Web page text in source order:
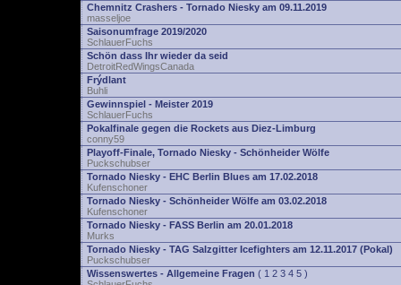
Chemnitz Crashers - Tornado Niesky am 09.11.2019
masseljoe
Saisonumfrage 2019/2020
SchlauerFuchs
Schön dass Ihr wieder da seid
DetroitRedWingsCanada
Frýdlant
Buhli
Gewinnspiel - Meister 2019
SchlauerFuchs
Pokalfinale gegen die Rockets aus Diez-Limburg
conny59
Playoff-Finale, Tornado Niesky - Schönheider Wölfe
Puckschubser
Tornado Niesky - EHC Berlin Blues am 17.02.2018
Kufenschoner
Tornado Niesky - Schönheider Wölfe am 03.02.2018
Kufenschoner
Tornado Niesky - FASS Berlin am 20.01.2018
Murks
Tornado Niesky - TAG Salzgitter Icefighters am 12.11.2017 (Pokal)
Puckschubser
Wissenswertes - Allgemeine Fragen ( 1 2 3 4 5 )